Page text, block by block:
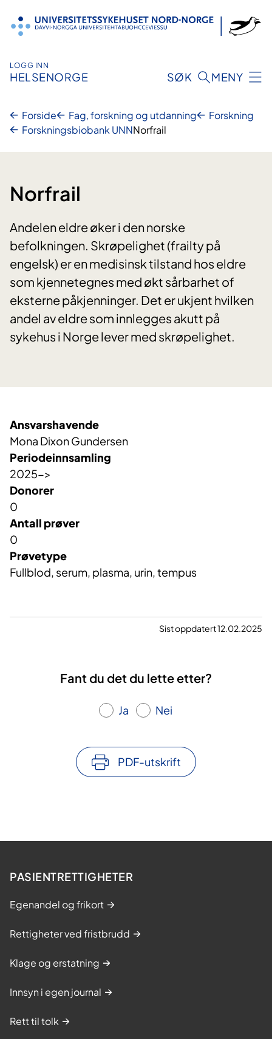
innhold
LOGG INN
HELSENORGE SØK MENY
Forside Fag, forskning og utdanning
Forskning
Forskningsbiobank UNNNorfrail
Norfrail
Andelen eldre øker i den norske
befolkningen. Skrøpelighet (frailty på
engelsk) er en medisinsk tilstand hos eldre
som kjennetegnes med økt sårbarhet of
eksterne påkjenninger. Det er ukjent hvilken
andel av eldre som innlegges akutt på
sykehus i Norge lever med skrøpelighet.
Ansvarshavende
Mona Dixon Gundersen
Periodeinnsamling
2025->
Donorer
0
Antall prøver
0
Prøvetype
Fullblod, serum, plasma, urin, tempus
Sist oppdatert 12.02.2025
Fant du det du lette etter?
Ja Nei
PDF-utskrift
PASIENTRETTIGHETER
Egenandel og frikort
Rettigheter ved fristbrudd
Klage og erstatning
Innsyn i egen journal
Rett til tolk